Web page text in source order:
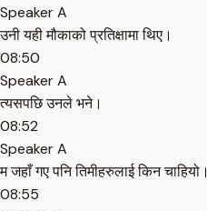
Speaker A
उनी यही मौकाको प्रतिक्षामा थिए।
08:50
Speaker A
त्यसपछि उनले भने।
08:52
Speaker A
म जहाँ गए पनि तिमीहरुलाई किन चाहियो।
08:55